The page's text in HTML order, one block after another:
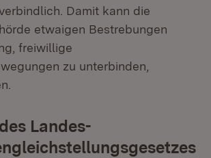
Damit kann die
etwaigen Bestrebungen
freiwillige
zu unterbinden,
Landes-